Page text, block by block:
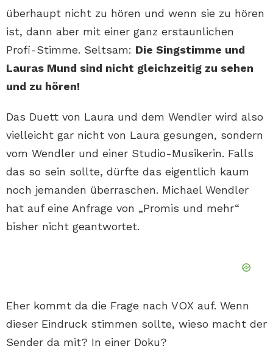
überhaupt nicht zu hören und wenn sie zu hören
ist, dann aber mit einer ganz erstaunlichen
Profi-Stimme. Seltsam: Die Singstimme und
Lauras Mund sind nicht gleichzeitig zu sehen
und zu hören!
Das Duett von Laura und dem Wendler wird also
vielleicht gar nicht von Laura gesungen, sondern
vom Wendler und einer Studio-Musikerin. Falls
das so sein sollte, dürfte das eigentlich kaum
noch jemanden überraschen. Michael Wendler
hat auf eine Anfrage von „Promis und mehr“
bisher nicht geantwortet.
Eher kommt da die Frage nach VOX auf. Wenn
dieser Eindruck stimmen sollte, wieso macht der
Sender da mit? In einer Doku?